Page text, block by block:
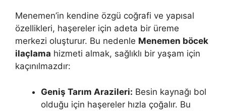
Menemen’in kendine özgü coğrafi ve yapısal
özellikleri, haşereler için adeta bir üreme
merkezi oluşturur. Bu nedenle Menemen böcek
ilaçlama hizmeti almak, sağlıklı bir yaşam için
kaçınılmazdır:
Geniş Tarım Arazileri: Besin kaynağı bol
olduğu için haşereler hızla çoğalır. Bu